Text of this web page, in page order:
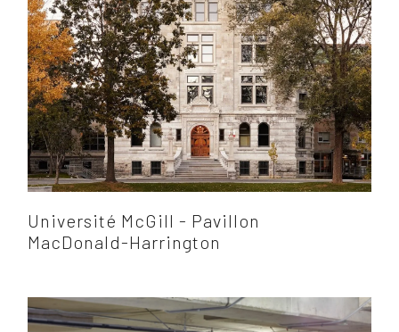
Université McGill - Pavillon
MacDonald-Harrington